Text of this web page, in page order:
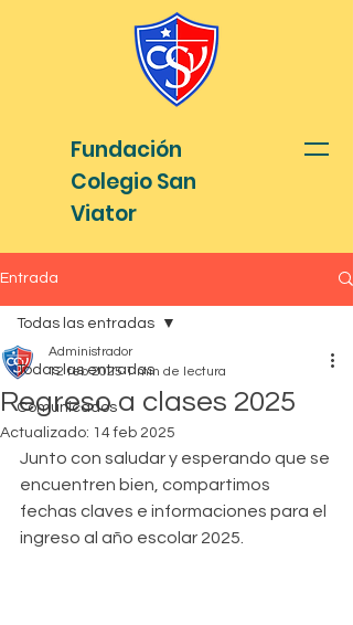
Fundación
Colegio San
Viator
Entrada
Todas las entradas
Comunicados
Todas las entradas
Regreso a clases 2025
Administrador
12 feb 2025 1 min de lectura
Actualizado: 14 feb 2025
Junto con saludar y esperando que se
encuentren bien, compartimos
fechas claves e informaciones para el
ingreso al año escolar 2025.